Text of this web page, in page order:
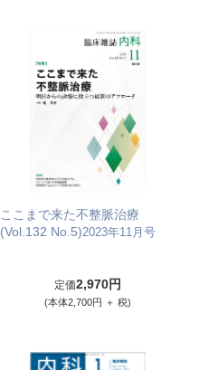
ここまで来た不整脈治療
(Vol.132 No.5)2023年11月号
定価2,970円
(本体2,700円 ＋ 税)